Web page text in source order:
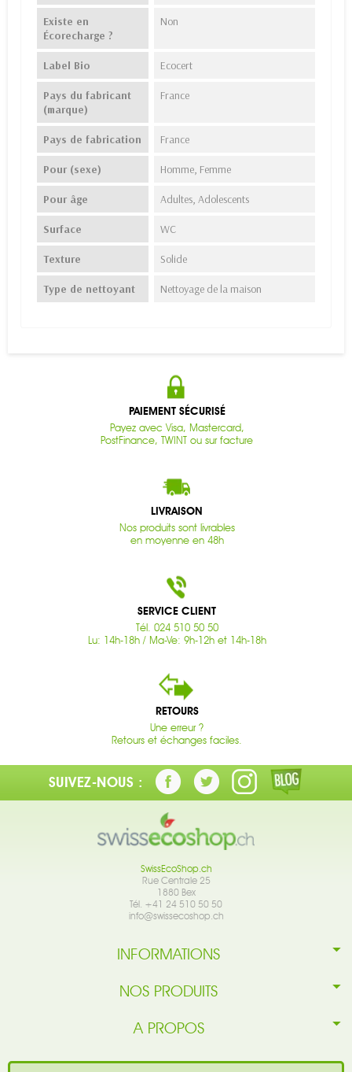
Existe en
Écorecharge ?
Non
Label Bio Ecocert
Pays du fabricant
(marque)
France
Pays de fabrication France
Pour (sexe) Homme, Femme
Pour âge Adultes, Adolescents
Surface WC
Texture Solide
Type de nettoyant Nettoyage de la maison
PAIEMENT SÉCURISÉ
Payez avec Visa, Mastercard,
PostFinance, TWINT ou sur facture
LIVRAISON
Nos produits sont livrables
en moyenne en 48h
SERVICE CLIENT
Tél. 024 510 50 50
Lu: 14h-18h / Ma-Ve: 9h-12h et 14h-18h
RETOURS
Une erreur ?
Retours et échanges faciles.
SUIVEZ-NOUS :
SwissEcoShop.ch
Rue Centrale 25
1880 Bex
Tél. +41 24 510 50 50
info@swissecoshop.ch
INFORMATIONS
NOS PRODUITS
A PROPOS